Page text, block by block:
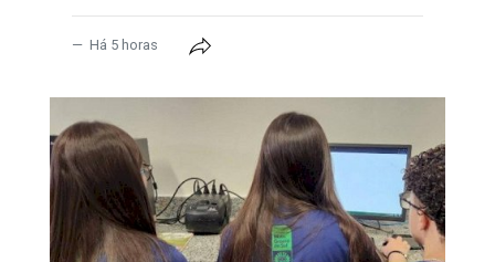
Há 5 horas